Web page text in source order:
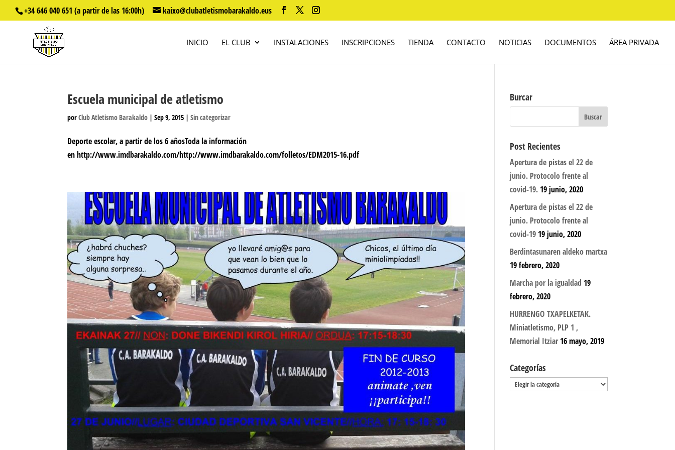
+34 646 040 651 (a partir de las 16:00h) kaixo@clubatletismobarakaldo.eus
INICIO EL CLUB INSTALACIONES INSCRIPCIONES TIENDA CONTACTO NOTICIAS DOCUMENTOS ÁREA PRIVADA
Escuela municipal de atletismo
porClub Atletismo Barakaldo |Sep 9, 2015 |Sin categorizar
Deporte escolar, a partir de los 6 añosToda la información
en http://www.imdbarakaldo.com/http://www.imdbarakaldo.com/folletos/EDM2015-16.pdf
Burcar
Post Recientes
Apertura de pistas el 22 de
junio. Protocolo frente al
covid-19. 19 junio, 2020
Apertura de pistas el 22 de
junio. Protocolo frente al
covid-19 19 junio, 2020
Berdintasunaren aldeko martxa
19 febrero, 2020
Marcha por la igualdad 19
febrero, 2020
HURRENGO TXAPELKETAK.
Miniatletismo, PLP 1 ,
Memorial Itziar 16 mayo, 2019
Categorías
Categorías